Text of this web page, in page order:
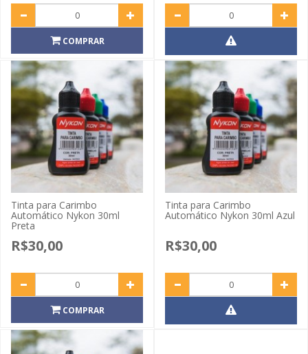
COMPRAR
Tinta para Carimbo
Automático Nykon 30ml
Preta
R$30,00
COMPRAR
Tinta para Carimbo
Automático Nykon 30ml Azul
R$30,00